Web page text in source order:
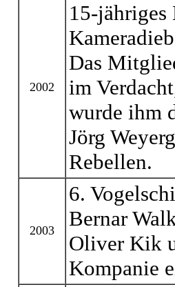
2002
15-jähriges
Das
im
wurde ihm
Jörg
Rebellen.
2003
6.
Bernar
Oliver Kik
Kompanie